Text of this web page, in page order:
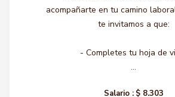
acompañarte en tu camino
te invitamos a que:
- Completes tu hoja de
...
Salario : $ 8.303